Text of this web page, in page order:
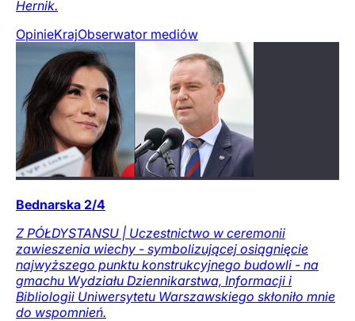
Hernik.
OpinieKrajObserwator mediów
Bednarska 2/4
Z PÓŁDYSTANSU | Uczestnictwo w ceremonii
zawieszenia wiechy - symbolizującej osiągnięcie
najwyższego punktu konstrukcyjnego budowli - na
gmachu Wydziału Dziennikarstwa, Informacji i
Bibliologii Uniwersytetu Warszawskiego skłoniło mnie
do wspomnień.